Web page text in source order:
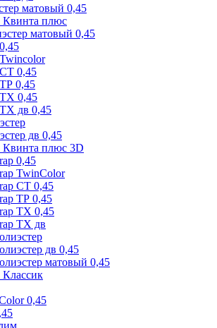
матовый 0,45
Квинта плюс
матовый 0,45
0,45
0,45
0,45
дв 0,45
дв 0,45
плюс 3D
0,45
TwinColor
СТ 0,45
ТР 0,45
ТХ 0,45
ТХ дв
дв 0,45
матовый 0,45
0,45